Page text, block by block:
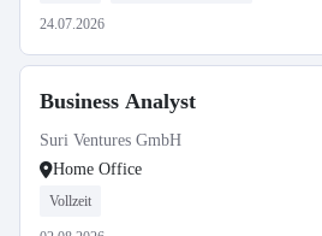
24.07.2026
Business Analyst
Suri Ventures GmbH
Home Office
Vollzeit